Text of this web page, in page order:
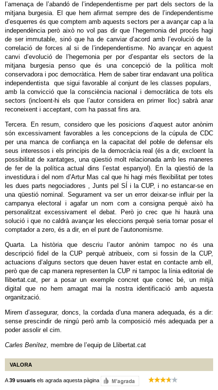
l’amenaça de l’abandó de l’independentisme per part dels sectors de la
mitjana burgesia. El que hem afirmat sempre des de l’independentisme
d’esquerres és que comptem amb aquests sectors per a avançar cap a la
independència però això no vol pas dir que l’hegemonia del procés hagi
de ser immutable, sinó que ha de canviar d’acord amb l’evolució de la
correlació de forces al si de l’independentisme. No avançar en aquest
canvi d’evolució de l’hegemonia per por d’espantar els sectors de la
mitjana burgesia penso que és una concepció de la política molt
conservadora i poc democràtica. Hem de saber tirar endavant una política
independentista que sigui favorable al conjunt de les classes populars,
amb la convicció que la consciència nacional i democràtica de tots els
sectors (incloent-hi els que l’autor considera en primer lloc) sabrà anar
reconeixent i acceptant, com ha passat fins ara.
Tercera. En resum, considero que les posicions d’aquest autor anònim
són excessivament favorables a les concepcions de la cúpula de CDC
per una manca de confiança en la capacitat del poble de defensar els
seus interessos i els principis de la democràcia real (és a dir, excloent la
possibilitat de xantatges, una qüestió molt relacionada amb les maneres
de fer de la política actual dins l’estat espanyol). En la qüestió de la
investidura i del nom d’Artur Mas cal que hi hagi més flexibilitat per totes
les dues parts negociadores , Junts pel SÍ i la CUP, i no estancar-se en
una qüestió nominal. Segurament va ser un error deixar-se influir per la
campanya electoral i agafar un nom com a consigna perquè això ha
personalitzat excessivament el debat. Però jo crec que hi haurà una
solució i que no caldrà avançar les eleccions perquè seria tornar posar el
comptador a zero, és a dir, en el punt de l’autonomisme.
Quarta. La història que descriu l’autor anònim tampoc no és una
descripció fidel de la CUP perquè atribueix, com si fossin de la CUP,
actuacions d’alguns sectors que deuen haver estat en contacte amb ell,
però que de cap manera representen la CUP ni tampoc la línia editorial de
llibertat.cat, per a posar un exemple concret que conec bé, un mitjà
digital que no hem amagat mai la nostra identificació amb aquesta
organització.
Mirem d’assegurar, doncs, la cordada d’una manera adequada, és a dir:
sense prescindir de ningú però amb la composició més adequada per a
poder assolir el cim.
Carles Benítez, membre de l’equip de Llibertat.cat
VALORA
A39 usuaris els agrada aquesta pàgina